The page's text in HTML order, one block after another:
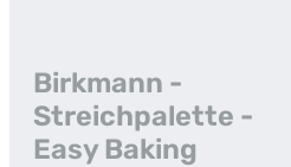
Birkmann -
Streichpalette -
Easy Baking